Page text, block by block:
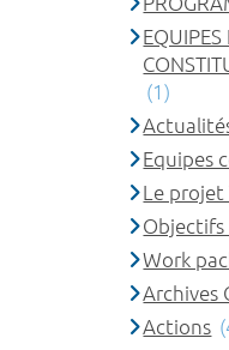
EQUIPES
(1)
Equipes
Le projet
Objectifs
Work
Archives
Actions